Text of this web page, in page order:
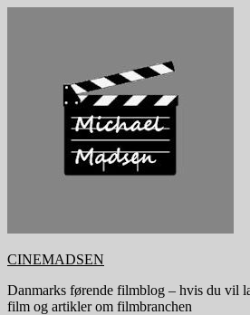
CINEMADSEN
Danmarks førende filmblog – hvis du vil
film og artikler om filmbranchen